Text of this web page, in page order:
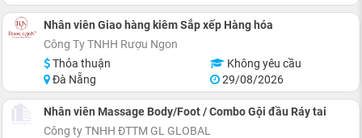
Nhân viên Giao hàng kiêm Sắp xếp Hàng hóa
Công Ty TNHH Rượu Ngon
Thỏa thuận
Không yêu cầu
Đà Nẵng
29/08/2026
Nhân viên Massage Body/Foot / Combo Gội đầu Ráy tai
Công ty TNHH ĐTTM GL GLOBAL